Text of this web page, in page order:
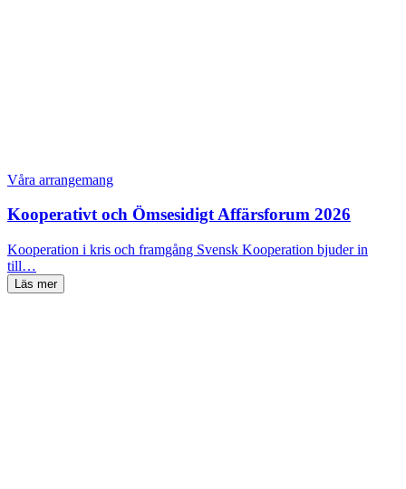
Våra arrangemang
Kooperativt och Ömsesidigt Affärsforum 2026
Kooperation i kris och framgång Svensk Kooperation bjuder in
till…
Läs mer